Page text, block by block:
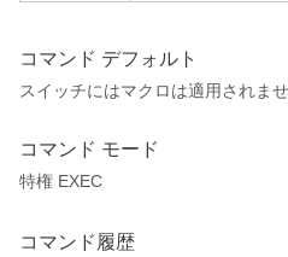
コマンド デフォルト
スイッチにはマクロは適用されませ
コマンド モード
特権 EXEC
コマンド履歴